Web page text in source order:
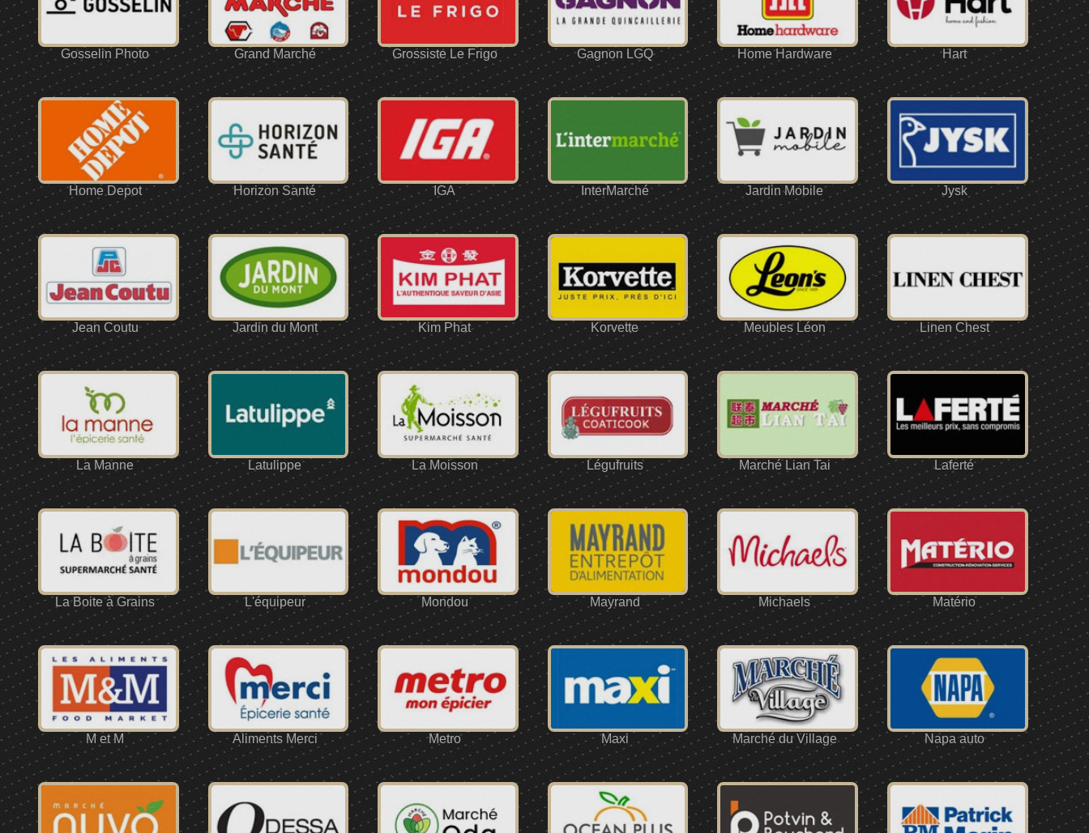
Gosselin Photo Grand Marché Grossiste Le Frigo Gagnon LGQ Home Hardware Hart
Home Depot Horizon Santé IGA InterMarché Jardin Mobile Jysk
Jean Coutu Jardin du Mont Kim Phat Korvette Meubles Léon Linen Chest
La Manne Latulippe La Moisson Légufruits Marché Lian Tai Laferté
La Boite à Grains L'équipeur Mondou Mayrand Michaels Matério
M et M Aliments Merci Metro Maxi Marché du Village Napa auto